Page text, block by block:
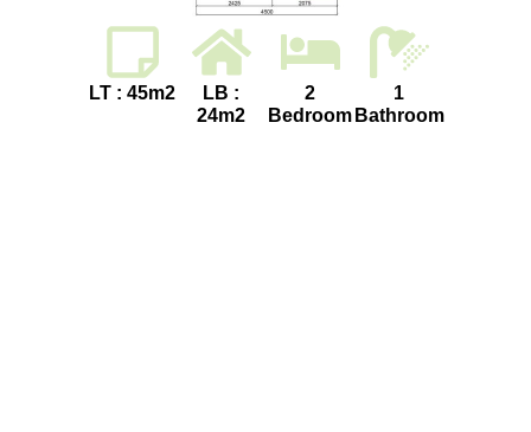
LT : 45m2
LB :
24m2
2
Bedroom
1
Bathroom